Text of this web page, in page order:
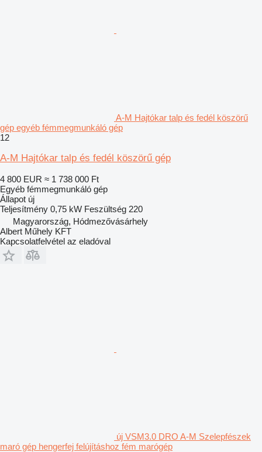
A-M Hajtókar talp és fedél köszörű
gép egyéb fémmegmunkáló gép
12
A-M Hajtókar talp és fedél köszörű gép
4 800 EUR ≈ 1 738 000 Ft
Egyéb fémmegmunkáló gép
Állapot új
Teljesítmény 0,75 kW Feszültség 220
Magyarország, Hódmezővásárhely
Albert Műhely KFT
Kapcsolatfelvétel az eladóval
új VSM3.0 DRO A-M Szelepfészek
maró gép hengerfej felújításhoz fém marógép